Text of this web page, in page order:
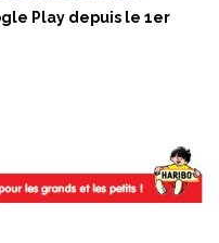
Play depuis le 1er